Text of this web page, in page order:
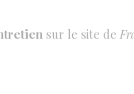
sur le site de